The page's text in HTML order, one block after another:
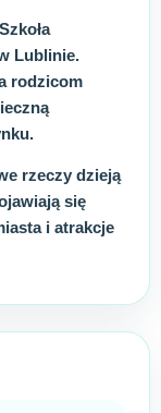
Lublinie.
rodzicom
rzeczy dzieją
się
i atrakcje